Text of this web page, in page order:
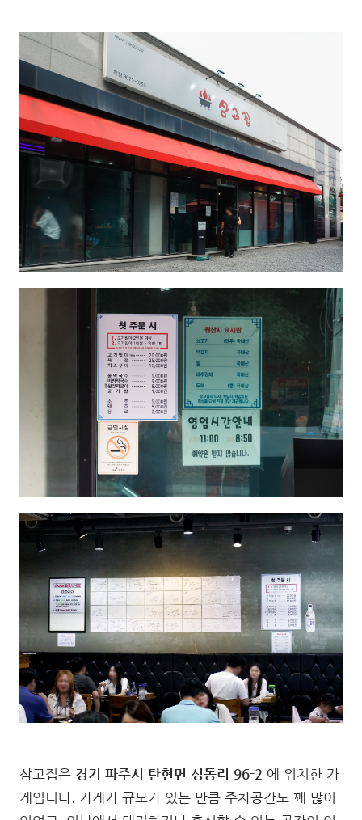
삼고집은 경기 파주시 탄현면 성동리 96-2 에 위치한 가
게입니다. 가게가 규모가 있는 만큼 주차공간도 꽤 많이